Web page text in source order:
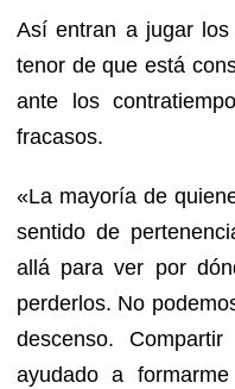
Así entran a jugar
tenor de que está
ante los
fracasos.
«La mayoría de
sentido de
allá para ver por
perderlos. No
descenso.
ayudado a